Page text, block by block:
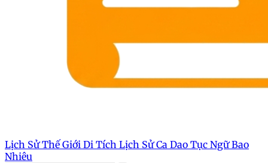
Lịch Sử Thế Giới Di Tích Lịch SửCa Dao Tục NgữBao
Nhiêu